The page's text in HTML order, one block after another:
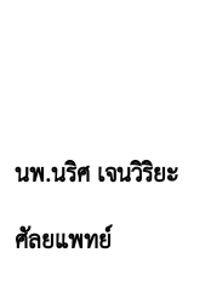
นพ.นริศ เจนวิริยะ
ศัลยแพทย์